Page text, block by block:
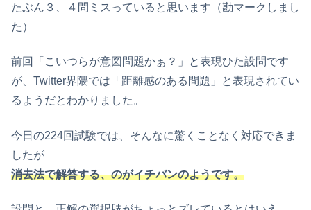
たぶん３、４問ミスっていると思います（勘マークしまし
た）
前回「こいつらが意図問題かぁ？」と表現ひた設問です
が、Twitter界隈では「距離感のある問題」と表現されてい
るようだとわかりました。
今日の224回試験では、そんなに驚くことなく対応できま
したが
消去法で解答する、のがイチバンのようです。